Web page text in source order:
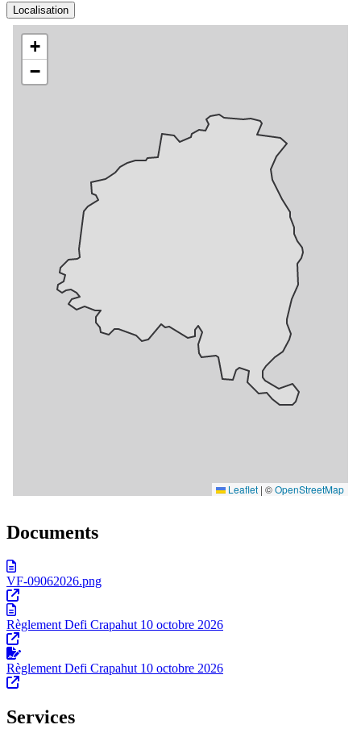
Localisation
Documents
VF-09062026.png
Règlement Defi Crapahut 10 octobre 2026
Règlement Defi Crapahut 10 octobre 2026
Services